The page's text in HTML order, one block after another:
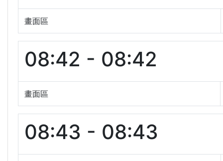
畫面區
08:42 - 08:42
畫面區
08:43 - 08:43